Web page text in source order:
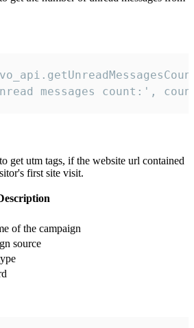
messages count:',
get utm tags, if the website url contained
first site visit.
of the campaign
source